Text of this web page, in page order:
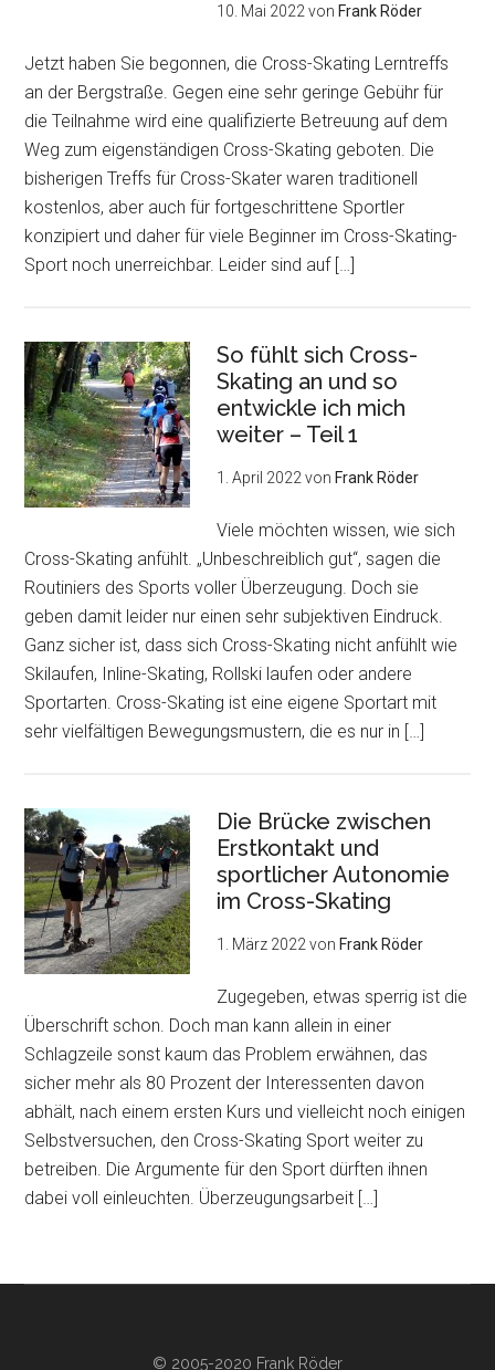
10. Mai 2022von Frank Röder
Jetzt haben Sie begonnen, die Cross-Skating Lerntreffs
an der Bergstraße. Gegen eine sehr geringe Gebühr für
die Teilnahme wird eine qualifizierte Betreuung auf dem
Weg zum eigenständigen Cross-Skating geboten. Die
bisherigen Treffs für Cross-Skater waren traditionell
kostenlos, aber auch für fortgeschrittene Sportler
konzipiert und daher für viele Beginner im Cross-Skating-
Sport noch unerreichbar. Leider sind auf […]
So fühlt sich Cross-
Skating an und so
entwickle ich mich
weiter – Teil 1
1. April 2022von Frank Röder
Viele möchten wissen, wie sich
Cross-Skating anfühlt. „Unbeschreiblich gut“, sagen die
Routiniers des Sports voller Überzeugung. Doch sie
geben damit leider nur einen sehr subjektiven Eindruck.
Ganz sicher ist, dass sich Cross-Skating nicht anfühlt wie
Skilaufen, Inline-Skating, Rollski laufen oder andere
Sportarten. Cross-Skating ist eine eigene Sportart mit
sehr vielfältigen Bewegungsmustern, die es nur in […]
Die Brücke zwischen
Erstkontakt und
sportlicher Autonomie
im Cross-Skating
1. März 2022von Frank Röder
Zugegeben, etwas sperrig ist die
Überschrift schon. Doch man kann allein in einer
Schlagzeile sonst kaum das Problem erwähnen, das
sicher mehr als 80 Prozent der Interessenten davon
abhält, nach einem ersten Kurs und vielleicht noch einigen
Selbstversuchen, den Cross-Skating Sport weiter zu
betreiben. Die Argumente für den Sport dürften ihnen
dabei voll einleuchten. Überzeugungsarbeit […]
© 2005-2020 Frank Röder